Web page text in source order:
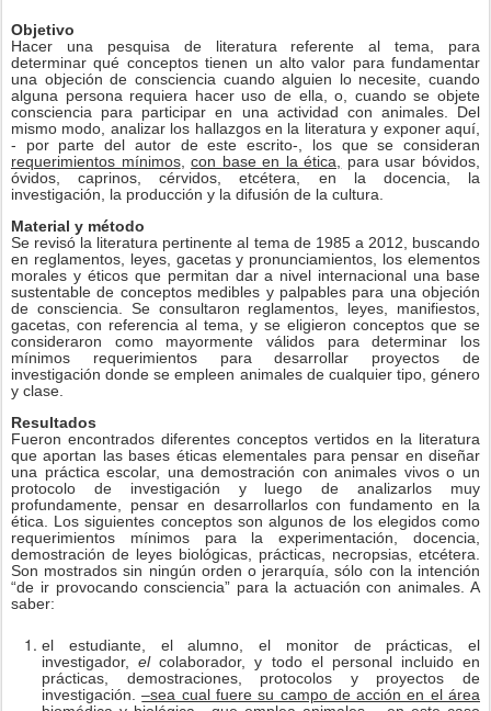
Objetivo
Hacer una pesquisa de literatura referente al tema, para
determinar qué conceptos tienen un alto valor para fundamentar
una objeción de consciencia cuando alguien lo necesite, cuando
alguna persona requiera hacer uso de ella, o, cuando se objete
consciencia para participar en una actividad con animales. Del
mismo modo, analizar los hallazgos en la literatura y exponer aquí,
- por parte del autor de este escrito-, los que se consideran
requerimientos mínimos,con base en la ética,
para usar bóvidos,
óvidos, caprinos, cérvidos, etcétera, en la docencia, la
investigación, la producción y la difusión de la cultura.
Material y método
Se revisó la literatura pertinente al tema de 1985 a 2012, buscando
en reglamentos, leyes, gacetas y pronunciamientos, los elementos
morales y éticos que permitan dar a nivel internacional una base
sustentable de conceptos medibles y palpables para una objeción
de consciencia. Se consultaron reglamentos, leyes, manifiestos,
gacetas, con referencia al tema, y se eligieron conceptos que se
consideraron como mayormente válidos para determinar los
mínimos requerimientos para desarrollar proyectos de
investigación donde se empleen animales de cualquier tipo, género
y clase.
Resultados
Fueron encontrados diferentes conceptos vertidos en la literatura
que aportan las bases éticas elementales para pensar en diseñar
una práctica escolar, una demostración con animales vivos o un
protocolo de investigación y luego de analizarlos muy
profundamente, pensar en desarrollarlos con fundamento en la
ética. Los siguientes conceptos son algunos de los elegidos como
requerimientos mínimos para la experimentación, docencia,
demostración de leyes biológicas, prácticas, necropsias, etcétera.
Son mostrados sin ningún orden o jerarquía, sólo con la intención
“de ir provocando consciencia” para la actuación con animales. A
saber:
el estudiante, el alumno, el monitor de prácticas, el
investigador,elcolaborador, y todo el personal incluido en
prácticas, demostraciones, protocolos y proyectos de
investigación.–sea cual fuere su campo de acción en el área